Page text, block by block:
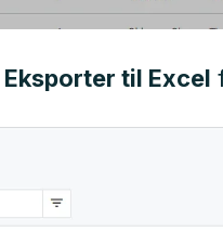
Eksporter til Excel